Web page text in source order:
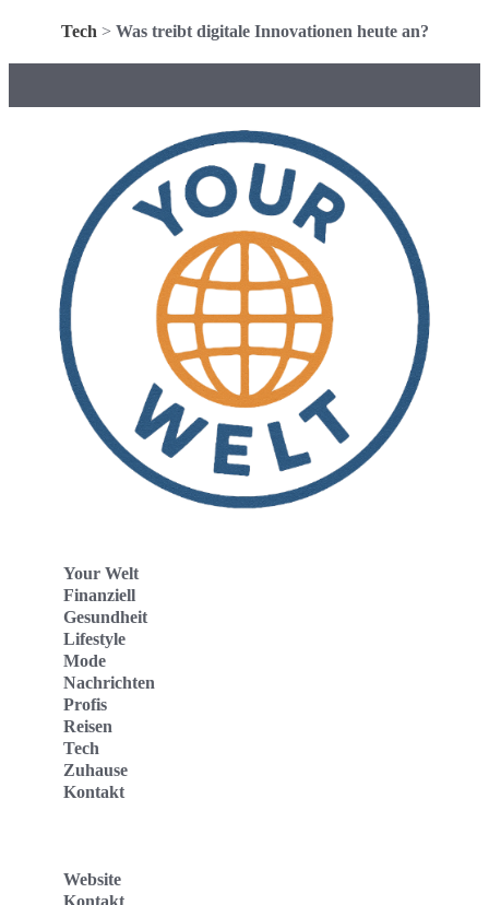
Tech > Was treibt digitale Innovationen heute an?
Your Welt
Finanziell
Gesundheit
Lifestyle
Mode
Nachrichten
Profis
Reisen
Tech
Zuhause
Kontakt
Website